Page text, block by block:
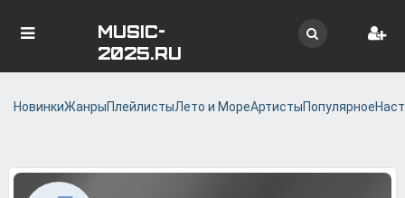
MUSIC-
2025.RU
НовинкиЖанрыПлейлистыЛето и МореАртистыПопулярное